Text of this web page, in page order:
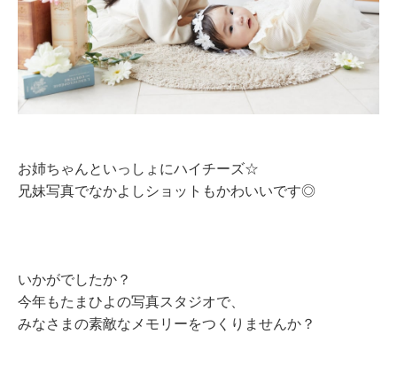
お姉ちゃんといっしょにハイチーズ☆
兄妹写真でなかよしショットもかわいいです◎
いかがでしたか？
今年もたまひよの写真スタジオで、
みなさまの素敵なメモリーをつくりませんか？